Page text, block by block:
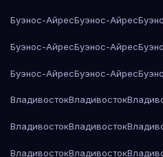
Буэнос-АйресБуэнос-Айрес
Буэнос-АйресБуэнос-Айрес
Буэнос-АйресБуэнос-Айрес
ВладивостокВладивосток
ВладивостокВладивосток
ВладивостокВладивосток